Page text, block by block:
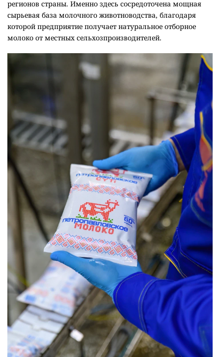
Казахстанской области – в одном из ведущих аграрных
регионов страны. Именно здесь сосредоточена мощная
сырьевая база молочного животноводства, благодаря
которой предприятие получает натуральное отборное